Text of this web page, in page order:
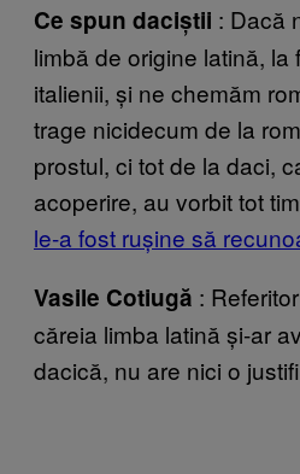
Ce spun daciștii : Dacă
limbă de origine latină, la
italienii, și ne chemăm
trage nicidecum de la
prostul, ci tot de la daci,
acoperire, au vorbit tot
le-a fost rușine să
Vasile Cotiugă :
căreia limba latină și-ar
dacică, nu are nici o